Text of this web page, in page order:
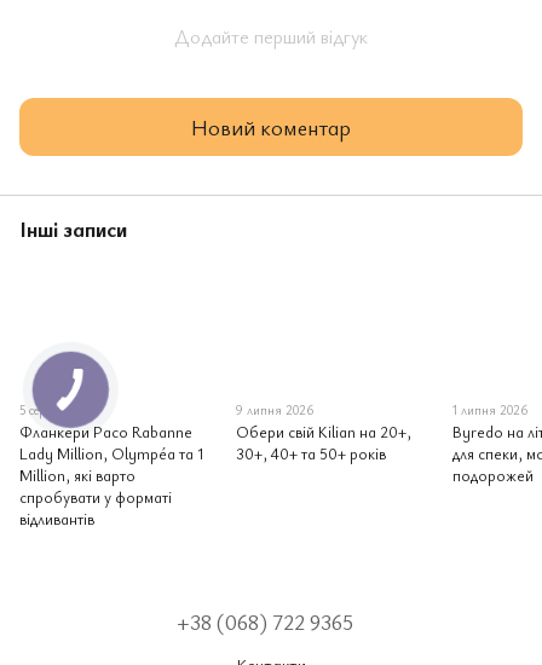
Додайте перший відгук
Новий коментар
Інші записи
5 серпня 2026
Фланкери Paco Rabanne
Lady Million, Olympéa та 1
Million, які варто
спробувати у форматі
відливантів
9 липня 2026
Обери свій Kilian на 20+,
30+, 40+ та 50+ років
1 липня 2026
Byredo на
для спеки,
подорожей
+38 (068) 722 9365